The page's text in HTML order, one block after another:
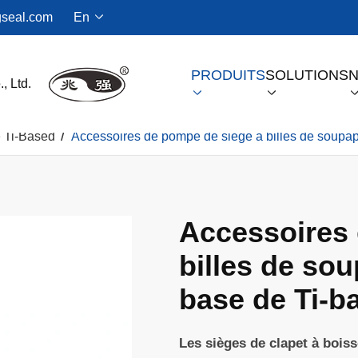
En 
PRODUITS

SOLUTIONS
 
Ti-Based Accessoires de pompe de siège à billes de
Accessoires
billes de
base de Ti-
Les sièges de clapet à